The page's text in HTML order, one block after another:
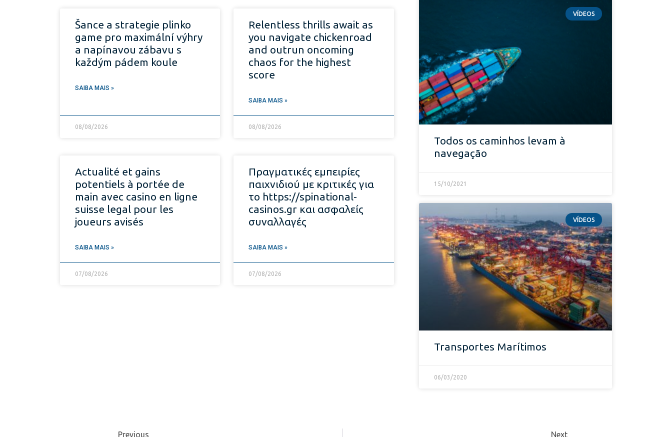
Šance a strategie plinko
game pro maximální výhry
a napínavou zábavu s
každým pádem koule
SAIBA MAIS »
08/08/2026
Relentless thrills await as
you navigate chickenroad
and outrun oncoming
chaos for the highest
score
SAIBA MAIS »
08/08/2026
Actualité et gains
potentiels à portée de
main avec casino en ligne
suisse legal pour les
joueurs avisés
SAIBA MAIS »
07/08/2026
Πραγματικές εμπειρίες
παιχνιδιού με κριτικές για
το https://spinational-
casinos.gr και ασφαλείς
συναλλαγές
SAIBA MAIS »
07/08/2026
VÍDEOS
Todos os caminhos levam à
navegação
15/10/2021
VÍDEOS
Transportes Marítimos
06/03/2020
Previous Next